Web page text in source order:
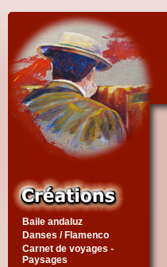
Baile andaluz
Danses / Flamenco
Carnet de voyages -
Paysages